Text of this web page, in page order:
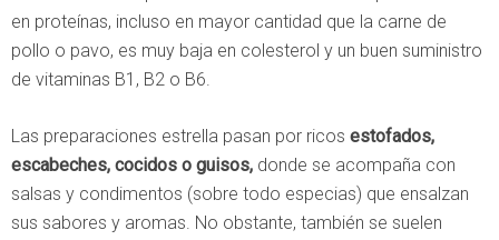
en proteínas, incluso en mayor cantidad que la carne de
pollo o pavo, es muy baja en colesterol y un buen suministro
de vitaminas B1, B2 o B6.
Las preparaciones estrella pasan por ricos estofados,
escabeches, cocidos o guisos, donde se acompaña con
salsas y condimentos (sobre todo especias) que ensalzan
sus sabores y aromas. No obstante, también se suelen